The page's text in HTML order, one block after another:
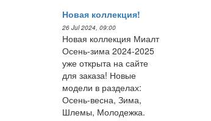
Новая коллекция!
26 Jul 2024, 09:00
Новая коллекция Миалт
Осень-зима 2024-2025
уже открыта на сайте
для заказа! Новые
модели в разделах:
Осень-весна, Зима,
Шлемы, Молодежка.